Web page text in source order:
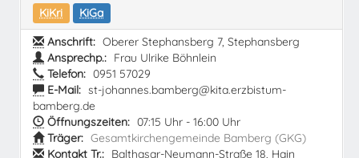
KiKri
KiGa
Anschrift: Oberer Stephansberg 7, Stephansberg
Ansprechp.: Frau Ulrike Böhnlein
Telefon: 0951 57029
E-Mail: st-johannes.bamberg@kita.erzbistum-
bamberg.de
Öffnungszeiten: 07:15 Uhr - 16:00 Uhr
Träger: Gesamtkirchengemeinde Bamberg (GKG)
Kontakt Tr.: Balthasar-Neumann-Straße 18, Hain